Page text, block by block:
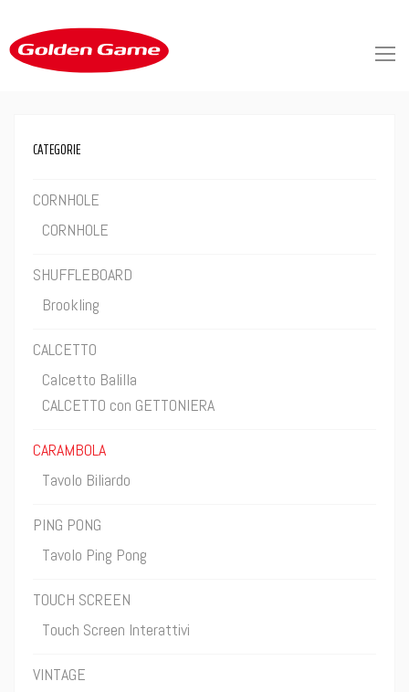
CATEGORIE
CORNHOLE
CORNHOLE
SHUFFLEBOARD
Brookling
CALCETTO
Calcetto Balilla
CALCETTO con GETTONIERA
CARAMBOLA
Tavolo Biliardo
PING PONG
Tavolo Ping Pong
TOUCH SCREEN
Touch Screen Interattivi
VINTAGE